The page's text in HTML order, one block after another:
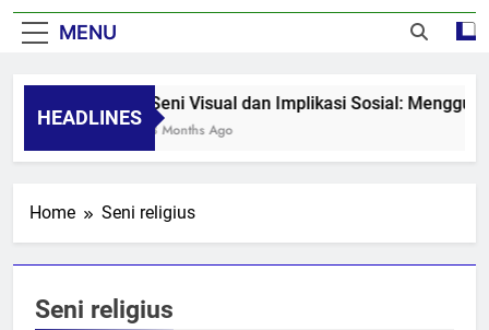
MENU
HEADLINES
Seni Visual dan Implikasi Sosial:
8 Months Ago
Home Seni religius
Seni religius